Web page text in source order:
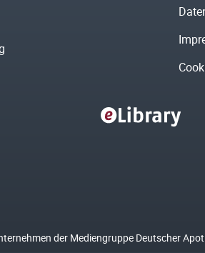
der Mediengruppe Deutscher